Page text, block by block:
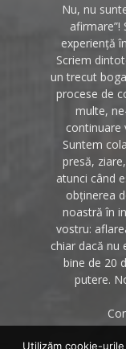
Nu, nu
afirmare”!
experiență
Scriem
un trecut
procese de
multe,
continuare
Suntem
presă,
atunci când
obținerea
noastră în
vostru:
chiar dacă nu
bine de 20
putere.
Utilizăm cookie-